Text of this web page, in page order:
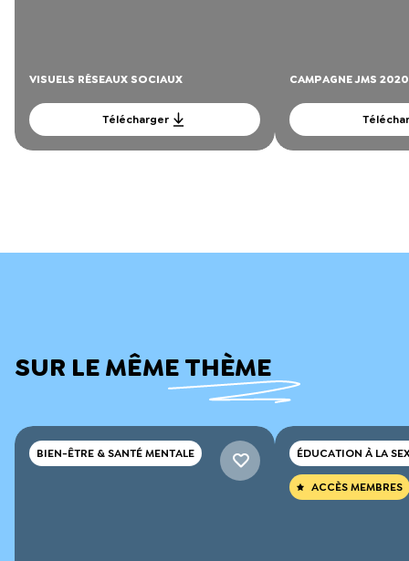
VISUELS RÉSEAUX SOCIAUX
Télécharger
CAMPAGNE JMS
SUR LE MÊME THÈME
BIEN-ÊTRE & SANTÉ MENTALE ÉDUCATION À LA
ACCÈS MEMBRES